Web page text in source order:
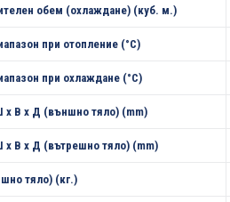
обем (охлаждане) (куб. м.)
при отопление (°С)
при охлаждане (°С)
х В х Д (външно тяло) (mm)
В х Д (вътрешно тяло) (mm)
тяло) (кг.)